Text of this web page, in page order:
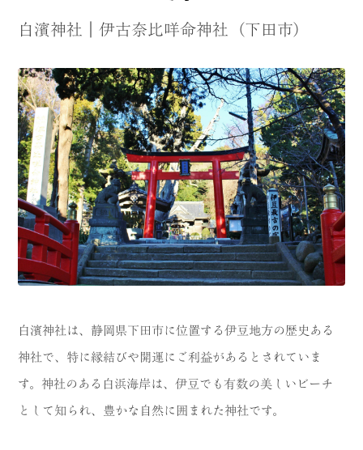
白濱神社｜伊古奈比咩命神社（下田市）
白濱神社は、静岡県下田市に位置する伊豆地方の歴史ある
神社で、特に縁結びや開運にご利益があるとされていま
す。神社のある白浜海岸は、伊豆でも有数の美しいビーチ
として知られ、豊かな自然に囲まれた神社です。